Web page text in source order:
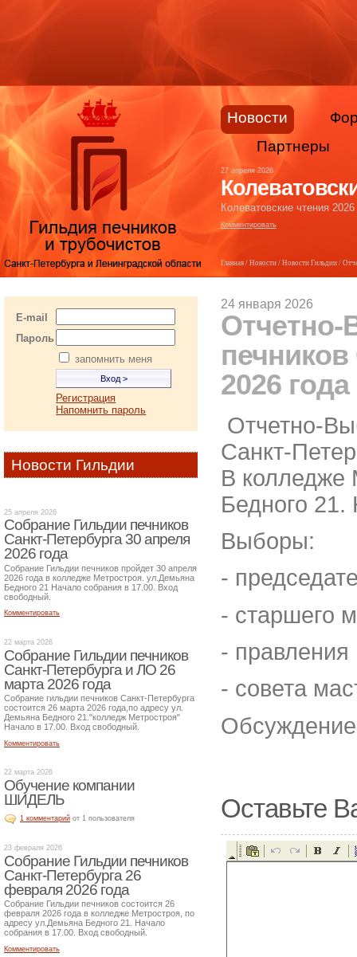
24 января 2026
печников
2026 года
Отчетно-
Санкт-
В колледже
Бедного 21.
Выборы:
-
- старшего
- правления
- совета
Оставьте
Главная/ Новости/ Новости Гильдии/
E-mail
Пароль
запомнить меня
Регистрация
Напомнить пароль
Новости Гильдии
25 апреля 2026
Собрание Гильдии печников
Санкт-Петербурга 30 апреля
2026 года
Собрание Гильдии печников пройдет 30 апреля
2026 года в колледже Метростроя. ул.Демьяна
Бедного 21 Начало собрания в 17.00. Вход
свободный.
Комментировать
22 марта 2026
Собрание Гильдии печников
Санкт-Петербурга и ЛО 26
марта 2026 года
Собрание гильдии печников Санкт-Петербурга
состоится 26 марта 2026 года,по адресу ул.
Демьяна Бедного 21."колледж Метростроя"
Начало в 17.00. Вход свободный.
Комментировать
22 марта 2026
Обучение компании
ШИДЕЛЬ
1 комментарий от 1 пользователя
23 февраля 2026
Собрание Гильдии печников
Санкт-Петербурга 26
февраля 2026 года
Собрание Гильдии печников состоится 26
февраля 2026 года в колледже Метростроя, по
адресу ул.Демьяна Бедного 21. Начало
собрания в 17.00. Вход свободный.
Комментировать
Новости
Партнеры
27 апреля 2026
Колеватовские чтения
Комментировать